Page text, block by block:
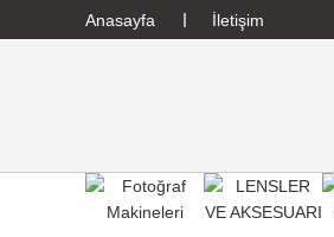
Anasayfa İletişim